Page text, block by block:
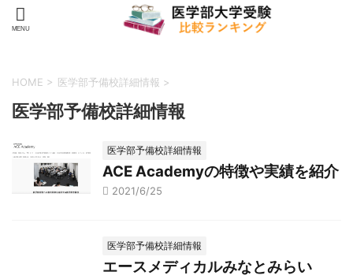
HOME > 医学部予備校詳細情報 >
医学部予備校詳細情報
医学部予備校詳細情報
ACE Academyの特徴や実績を紹介
2021/6/25
医学部予備校詳細情報
エースメディカルみなとみらい